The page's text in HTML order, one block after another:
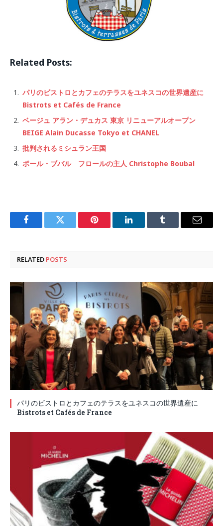
Related Posts:
パリのビストロとカフェのテラスをユネスコの世界遺産に
Bistrots et Cafés de France
ベージュ アラン・デュカス 東京 リニューアルオープン
BEIGE Alain Ducasse Tokyo et CHANEL
批判されるミシュラン王国
ポール・ブバル フロールの主人 Christophe Boubal
FacebookTwitter Pinterest LinkedInTumblr Email
RELATED POSTS
パリのビストロとカフェのテラスをユネスコの世界遺産に
Bistrots et Cafés de France